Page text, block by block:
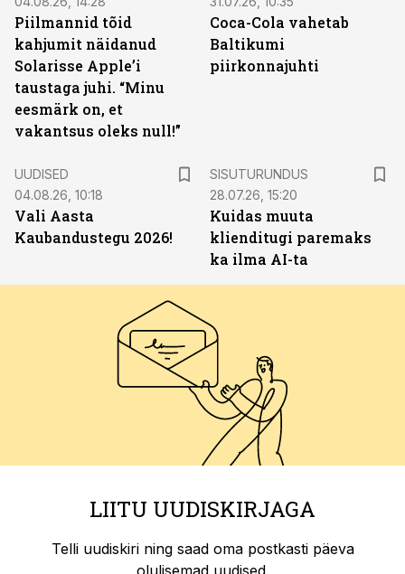
Piilmannid tõid
kahjumit näidanud
Solarisse Apple’i
taustaga juhi. “Minu
eesmärk on, et
vakantsus oleks null!”
Coca-Cola vahetab
Baltikumi
piirkonnajuhti
UUDISED
04.08.26, 10:18
Vali Aasta
Kaubandustegu 2026!
SISUTURUNDUS
28.07.26, 15:20
Kuidas muuta
klienditugi paremaks
ka ilma AI-ta
LIITU UUDISKIRJAGA
Telli uudiskiri ning saad oma postkasti päeva
olulisemad uudised.